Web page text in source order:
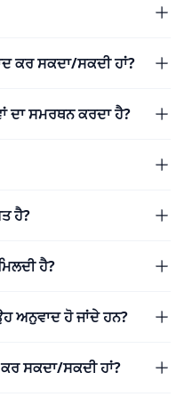
ਕਰ ਸਕਦਾ/ਸਕਦੀ ਹਾਂ?
ਦਾ ਸਮਰਥਨ ਕਰਦਾ ਹੈ?
ਹੈ?
ਹੈ?
ਅਨੁਵਾਦ ਹੋ ਜਾਂਦੇ ਹਨ?
ਸਕਦਾ/ਸਕਦੀ ਹਾਂ?